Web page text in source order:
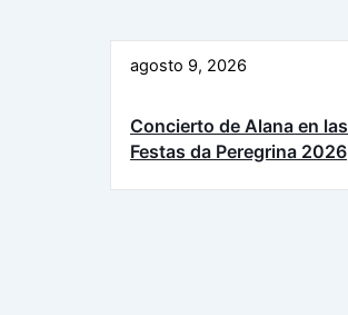
agosto 9, 2026
Concierto de Alana en las
Festas da Peregrina 2026